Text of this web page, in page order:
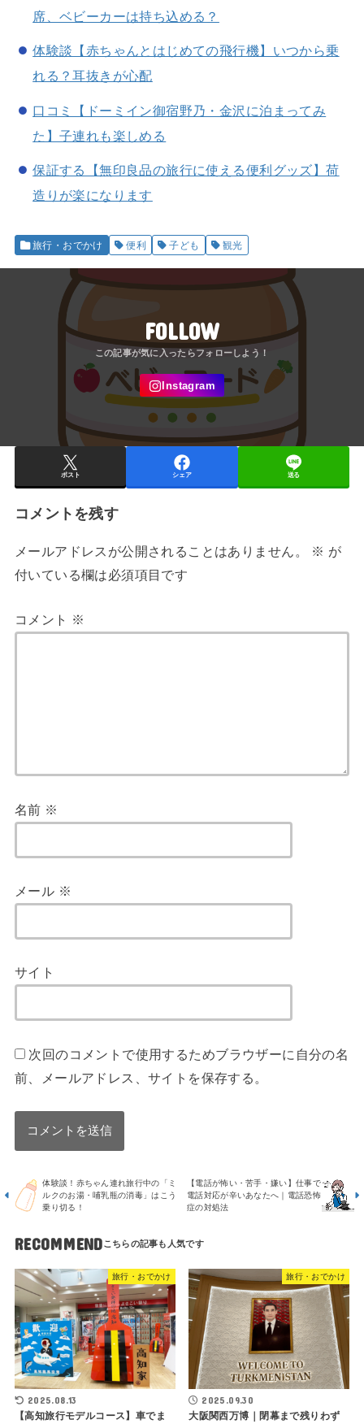
席、ベビーカーは持ち込める？
体験談【赤ちゃんとはじめての飛行機】いつから乗
れる？耳抜きが心配
口コミ【ドーミイン御宿野乃・金沢に泊まってみ
た】子連れも楽しめる
保証する【無印良品の旅行に使える便利グッズ】荷
造りが楽になります
旅行・おでかけ 便利 子ども 観光
FOLLOW
ポスト シェア 送る
コメントを残す
メールアドレスが公開されることはありません。 ※ が
付いている欄は必須項目です
コメント ※
名前 ※
メール ※
サイト
次回のコメントで使用するためブラウザーに自分の名
前、メールアドレス、サイトを保存する。
体験談！赤ちゃん連れ旅行中の「ミ
ルクのお湯・哺乳瓶の消毒」はこう
乗り切る！
【電話が怖い・苦手・嫌い】仕事で
電話対応が辛いあなたへ｜電話恐怖
症の対処法
RECOMMEND
旅行・おでかけ
2025.08.13
【高知旅行モデルコース】車でま
旅行・おでかけ
2025.09.30
大阪関西万博｜閉幕まで残りわず